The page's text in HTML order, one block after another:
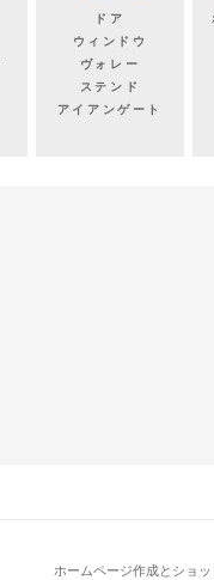
ドア
ウィンドウ
ヴォレー
ステンド
アイアンゲート
ホームページ作成とショ